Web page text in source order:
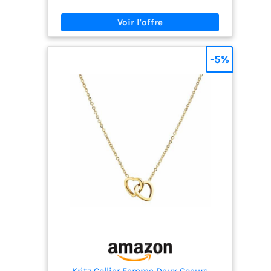
elle. ♥ TAILLE : les colliers avec pendentif en forme
de cœur en zircone cubique ont une extension de
lettres en forme de cœur, parfait pour les femmes
et les filles. ♥ MATÉRIEL : Le pendentif et la chaîne
sont en zircone cubique AAAAA+ plaquée or 14
carats et ont une excellente résistance à
l'oxydation et à la lumière. Garantit une finition
brillante très durable, sans nickel ni plomb. ♥
CADEAUX PARFAITS : Ces colliers avec initiale en
cœur sont livrés dans une élégante pochette en
velours et sont parfaits pour les fêtes, les rendez-
vous et les occasions spéciales. Le design simple
mais classique s'adapte parfaitement à
n'importe quelle tenue. Ce collier est une pièce
phare que vous adorerez porter. ♥ SERVICE CLIENT
: Si vous rencontrez un problème avec votre collier
-5%